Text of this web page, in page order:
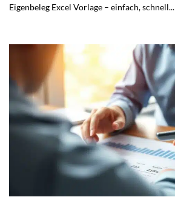
Eigenbeleg Excel Vorlage – einfach, schnell...